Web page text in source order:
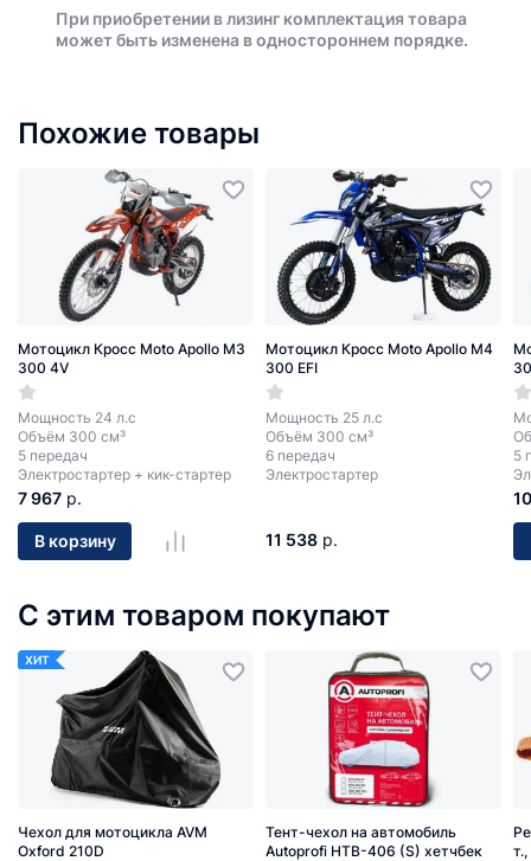
При приобретении в лизинг комплектация товара
может быть изменена в одностороннем порядке.
Похожие товары
Мотоцикл Кросс Moto Apollo M3
300 4V
Мощность 24 л.с
Объём 300 см³
5 передач
Электростартер + кик-стартер
7 967 р.
В корзину
Мотоцикл Кросс Moto Apollo M4
300 EFI
Мощность 25 л.с
Объём 300 см³
6 передач
Электростартер
11 538 р.
5
С этим товаром покупают
ХИТ
Чехол для мотоцикла AVM
Oxford 210D
Тент-чехол на автомобиль
Autoprofi HTB-406 (S) хетчбек